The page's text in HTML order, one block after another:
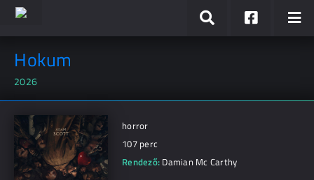
Hokum
2026
horror
107 perc
Rendező: Damian Mc Carthy